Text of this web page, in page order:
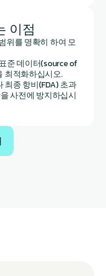
이점
위를 명확히 하여 모
준 데이터(source of
최적화하십시오.
최종 항비(FDA) 초과
사전에 방지하십시